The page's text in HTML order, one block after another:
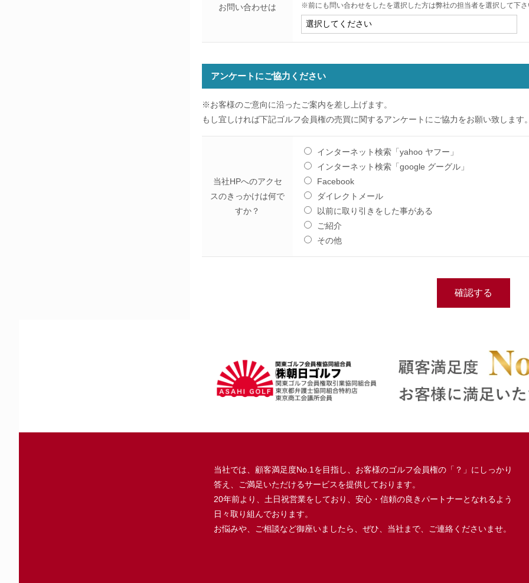
お問い合わせは ※前にも問い合わせをしたを選択した方は弊社の担当者を選択して下
アンケートにご協力ください
※お客様のご意向に沿ったご案内を差し上げます。
もし宜しければ下記ゴルフ会員権の売買に関するアンケートにご協力をお願い致します
当社HPへのアクセ
スのきっかけは何で
すか？
インターネット検索「yahoo ヤフー」
インターネット検索「google グーグル」
Facebook
ダイレクトメール
以前に取り引きをした事がある
ご紹介
その他
当社では、顧客満足度No.1を目指し、お客様のゴルフ会員権の「？」にしっかり
答え、ご満足いただけるサービスを提供しております。
20年前より、土日祝営業をしており、安心・信頼の良きパートナーとなれるよう
日々取り組んでおります。
お悩みや、ご相談など御座いましたら、ぜひ、当社まで、ご連絡くださいませ。